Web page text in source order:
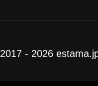
2017 - 2026